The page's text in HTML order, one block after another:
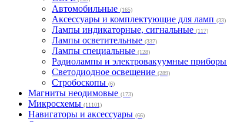
Автомобильные (165)
Аксессуары и комплектующие для ламп (33)
Лампы индикаторные, сигнальные (117)
Лампы осветительные (337)
Лампы специальные (128)
Радиолампы и электровакуумные приборы
Светодиодное освещение (289)
Стробоскопы (6)
Магниты неодимовые (173)
Микросхемы (11101)
Навигаторы и аксессуары (66)